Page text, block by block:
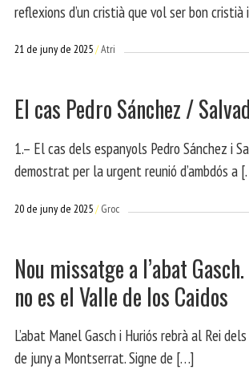
reflexions d’un cristià que vol ser bon
21 de juny de 2025 Atri
El cas Pedro Sánchez /
1.– El cas dels espanyols Pedro Sánchez i
demostrat per la urgent reunió d’ambdós a
20 de juny de 2025 Groc
Nou missatge a l’abat
no es el Valle de los Caidos
L’abat Manel Gasch i Huriós rebrà al Rei
de juny a Montserrat. Signe de […]